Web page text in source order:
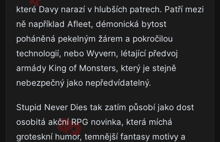
které Davy narazí v hlubších patrech. Patří mezi
ně například Afleet, démonická bytost
poháněná pekelným žárem a pokročilou
technologií, nebo Wyvern, létající předvoj
armády King of Monsters, který je stejně
nebezpečný jako nepředvídatelný.
Stupid Never Dies tak zatím působí jako dost
osobitá akční RPG novinka, která míchá
groteskní humor, temnější fantasy motivy a